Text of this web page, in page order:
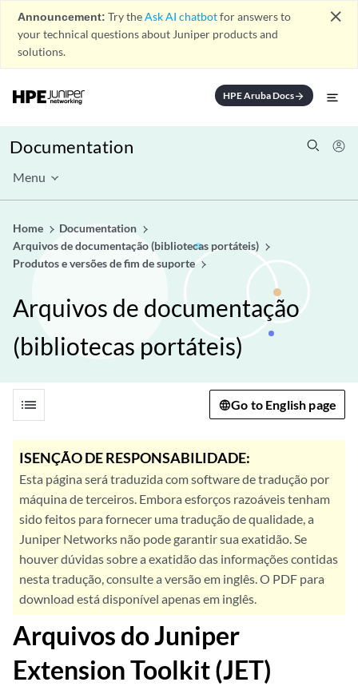
Announcement: Try theAsk AI chatbotfor answers to
your technical questions about Juniper products and
solutions.
close
HPE Aruba Docsarrow_forward
Documentation
Menu
Home
Documentation
Arquivos de documentação (bibliotecas portáteis)
Produtos e versões de fim de suporte
Arquivos de documentação
(bibliotecas portáteis)
list Go to English page
ISENÇÃO DE RESPONSABILIDADE:
Esta página será traduzida com software de tradução por
máquina de terceiros. Embora esforços razoáveis tenham
sido feitos para fornecer uma tradução de qualidade, a
Juniper Networks não pode garantir sua exatidão. Se
houver dúvidas sobre a exatidão das informações contidas
nesta tradução, consulte a versão em inglês. O PDF para
download está disponível apenas em inglês.
Arquivos do Juniper
Extension Toolkit (JET)